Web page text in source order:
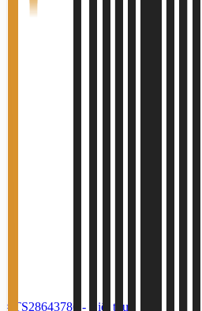
#TS28643786 -
Biệt thự